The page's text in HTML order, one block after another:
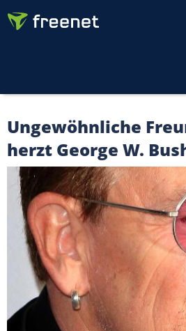
Ungewöhnliche
herzt George W.